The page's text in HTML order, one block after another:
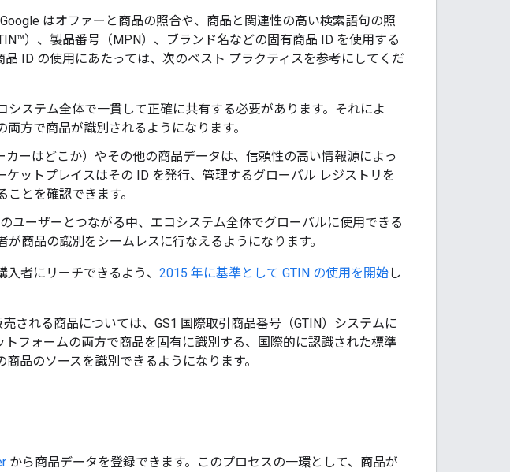
はオファーと商品の照合や、商品と関連性の高い検索語句の照
）、製品番号（MPN）、ブランド名などの固有商品 ID を使用する
品 ID の使用にあたっては、次のベスト プラクティスを参考にしてくだ
システム全体で一貫して正確に共有する必要があります。それによ
方で商品が識別されるようになります。
カーはどこか）やその他の商品データは、信頼性の高い情報源によっ
ケットプレイスはその ID を発行、管理するグローバル レジストリを
とを確認できます。
ユーザーとつながる中、エコシステム全体でグローバルに使用できる
が商品の識別をシームレスに行なえるようになります。
入者にリーチできるよう、 2015 年に基準として GTIN の使用を開始し
される商品については、GS1 国際取引商品番号（GTIN）システムに
トフォームの両方で商品を固有に識別する、国際的に認識された標準
品のソースを識別できるようになります。
から商品データを登録できます。このプロセスの一環として、商品が